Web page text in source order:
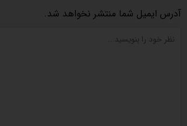
آدرس ایمیل شما منتشر نخواهد شد.